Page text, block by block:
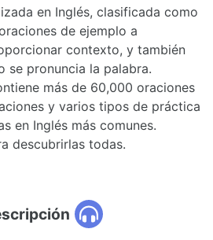
en Inglés, clasificada como
de ejemplo a
contexto, y también
se pronuncia la palabra.
más de 60,000 oraciones
y varios tipos de práctica
en Inglés más comunes.
descubrirlas todas.